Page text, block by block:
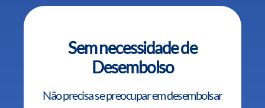
Sem necessidade de
Desembolso
Não precisa se preocupar em desembolsar